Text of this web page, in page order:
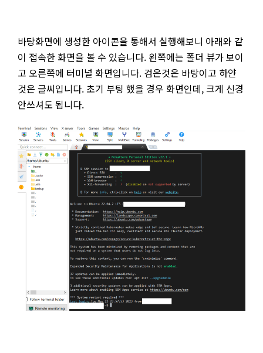
바탕화면에 생성한 아이콘을 통해서 실행해보니 아래와 같
이 접속한 화면을 볼 수 있습니다. 왼쪽에는 폴더 뷰가 보이
고 오른쪽에 터미널 화면입니다. 검은것은 바탕이고 하얀
것은 글씨입니다. 초기 부팅 했을 경우 화면인데, 크게 신경
안쓰셔도 됩니다.